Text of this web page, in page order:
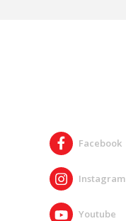
Facebook
Instagram
Youtube